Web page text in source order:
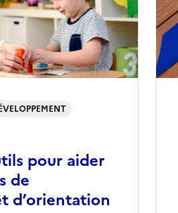
pour aider
de
d’orientation